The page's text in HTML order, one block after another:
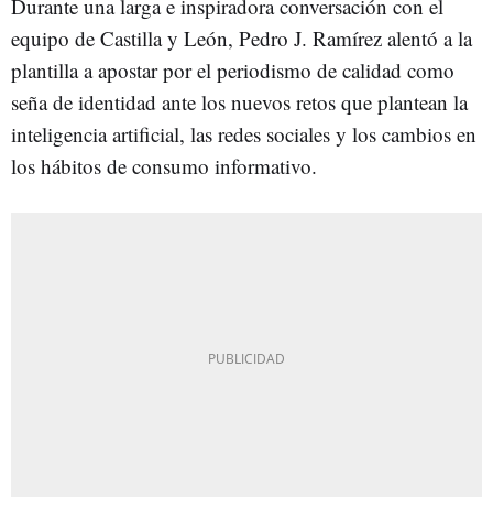
Durante una larga e inspiradora conversación con el
equipo de Castilla y León, Pedro J. Ramírez alentó a la
plantilla a apostar por el periodismo de calidad como
seña de identidad ante los nuevos retos que plantean la
inteligencia artificial, las redes sociales y los cambios en
los hábitos de consumo informativo.